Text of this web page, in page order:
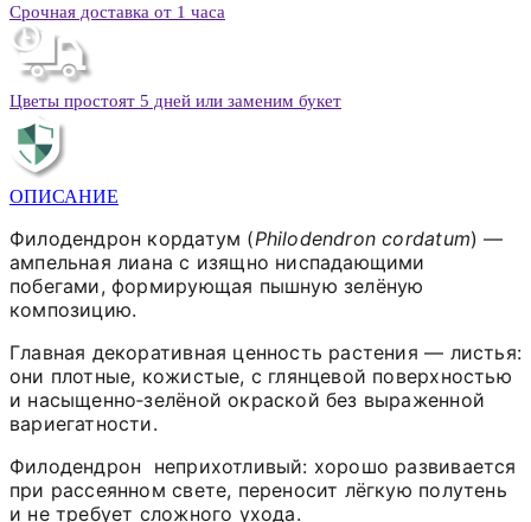
Срочная доставка от 1 часа
Цветы простоят 5 дней или заменим букет
ОПИСАНИЕ
Филодендрон кордатум (Philodendron cordatum) —
ампельная лиана с изящно ниспадающими
побегами, формирующая пышную зелёную
композицию.
Главная декоративная ценность растения — листья:
они плотные, кожистые, с глянцевой поверхностью
и насыщенно‑зелёной окраской без выраженной
вариегатности.
Филодендрон неприхотливый: хорошо развивается
при рассеянном свете, переносит лёгкую полутень
и не требует сложного ухода.